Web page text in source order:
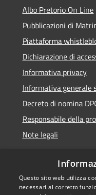
Albo Pretorio On Line
Pubblicazioni di
Piattaforma
Dichiarazione di
Informativa privacy
Informativa generale
Decreto di nomina
Responsabile della
Note legali
RSS
Questo sito web utilizza
necessari al corretto